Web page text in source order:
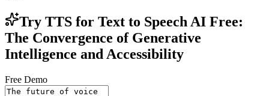
Try TTS for Text to Speech AI Free:
The Convergence of Generative
Intelligence and Accessibility
Free Demo